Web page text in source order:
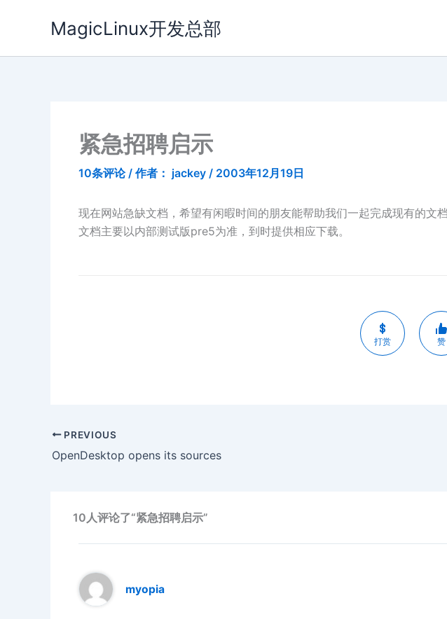
MagicLinux开发总部
紧急招聘启示
10条评论 / 作者： jackey / 2003年12月19日
现在网站急缺文档，希望有闲暇时间的朋友能帮助我们一起完成现有的文
文档主要以内部测试版pre5为准，到时提供相应下载。
打赏 赞
PREVIOUS
OpenDesktop opens its sources
10人评论了“紧急招聘启示”
myopia